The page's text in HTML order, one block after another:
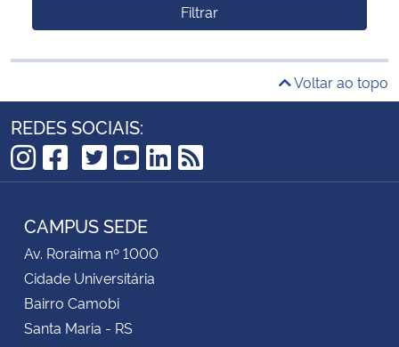
Filtrar
Voltar ao topo
REDES SOCIAIS:
Instagram
Facebook
TikTok
Twitter
YouTube
LinkedIn
RSS
CAMPUS SEDE
Av. Roraima nº 1000
Cidade Universitária
Bairro Camobi
Santa Maria - RS